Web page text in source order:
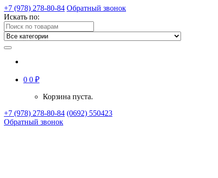
+7 (978) 278-80-84 Обратный звонок
Искать по:
0 0 ₽
Корзина пуста.
+7 (978) 278-80-84 (0692) 550423
Обратный звонок